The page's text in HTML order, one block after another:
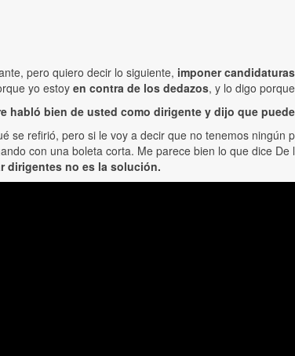
pero quiero decir lo siguiente, imponer
yo estoy en contra de los dedazos, y lo digo
habló bien de usted como dirigente y dijo que
se refirió, pero si le voy a decir que no tenemos
con una boleta corta. Me parece bien lo que dice
dirigentes no es la solución.